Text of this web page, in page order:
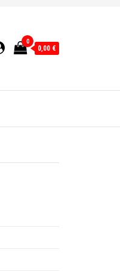
0
0,00 €